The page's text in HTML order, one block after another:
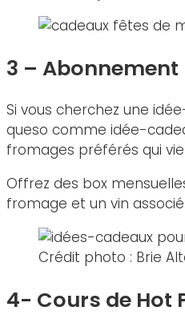
3 –
Si vous cherchez une
queso comme idée-
fromages préférés qui
Offrez des box
fromage et un vin
Crédit photo : Brie
4- Cours de Hot